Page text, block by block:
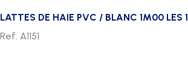
LATTES DE HAIE PVC / BLANC 1M00 LES
Ref. A1151